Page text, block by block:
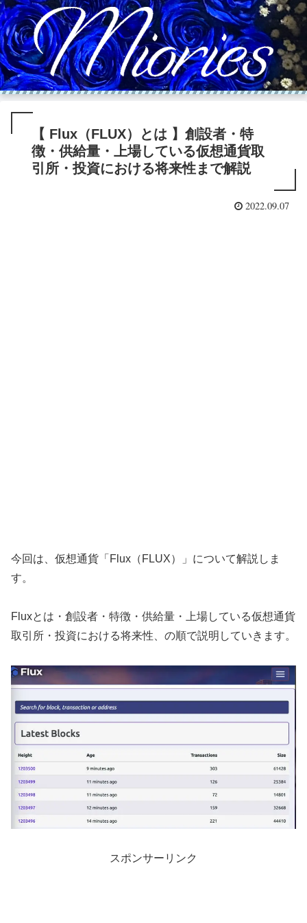
【 Flux（FLUX）とは 】創設者・特
徴・供給量・上場している仮想通貨取
引所・投資における将来性まで解説
2022.09.07
今回は、仮想通貨「Flux（FLUX）」について解説しま
す。
Fluxとは・創設者・特徴・供給量・上場している仮想通貨
取引所・投資における将来性、の順で説明していきます。
スポンサーリンク